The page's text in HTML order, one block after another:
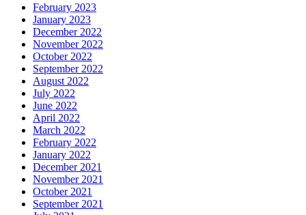
February 2023
January 2023
December 2022
November 2022
October 2022
September 2022
August 2022
July 2022
June 2022
April 2022
March 2022
February 2022
January 2022
December 2021
November 2021
October 2021
September 2021